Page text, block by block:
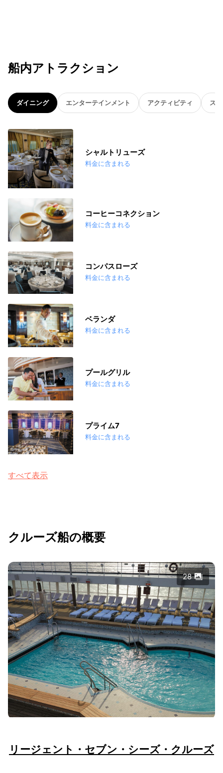
船内アトラクション
ダイニング エンターテインメント アクティビティ ス
シャルトリューズ
料金に含まれる
コーヒーコネクション
料金に含まれる
コンパスローズ
料金に含まれる
ベランダ
料金に含まれる
プールグリル
料金に含まれる
プライム7
料金に含まれる
すべて表示
クルーズ船の概要
28
リージェント・セブン・シーズ・クルーズ